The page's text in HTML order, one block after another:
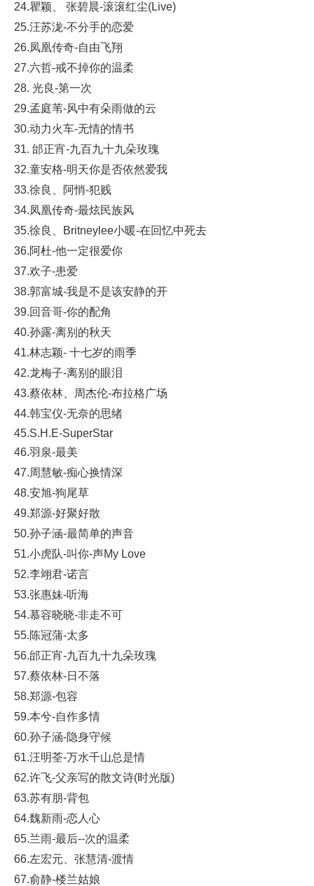
24.瞿颖、 张碧晨-滚滚红尘(Live)
25.汪苏泷-不分手的恋爱
26.凤凰传奇-自由飞翔
27.六哲-戒不掉你的温柔
28. 光良-第一次
29.孟庭苇-风中有朵雨做的云
30.动力火车-无情的情书
31. 邰正宵-九百九十九朵玫瑰
32.童安格-明天你是否依然爱我
33.徐良、阿悄-犯贱
34.凤凰传奇-最炫民族风
35.徐良、Britneylee小暖-在回忆中死去
36.阿杜-他一定很爱你
37.欢子-患爱
38.郭富城-我是不是该安静的开
39.回音哥-你的配角
40.孙露-离别的秋天
41.林志颖- 十七岁的雨季
42.龙梅子-离别的眼泪
43.蔡依林、周杰伦-布拉格广场
44.韩宝仪-无奈的思绪
45.S.H.E-SuperStar
46.羽泉-最美
47.周慧敏-痴心换情深
48.安旭-狗尾草
49.郑源-好聚好散
50.孙子涵-最简单的声音
51.小虎队-叫你-声My Love
52.李翊君-诺言
53.张惠妹-听海
54.慕容晓晓-非走不可
55.陈冠蒲-太多
56.邰正宵-九百九十九朵玫瑰
57.蔡依林-日不落
58.郑源-包容
59.本兮-自作多情
60.孙子涵-隐身守候
61.汪明荃-万水千山总是情
62.许飞-父亲写的散文诗(时光版)
63.苏有朋-背包
64.魏新雨-恋人心
65.兰雨-最后--次的温柔
66.左宏元、张慧清-渡情
67.俞静-楼兰姑娘